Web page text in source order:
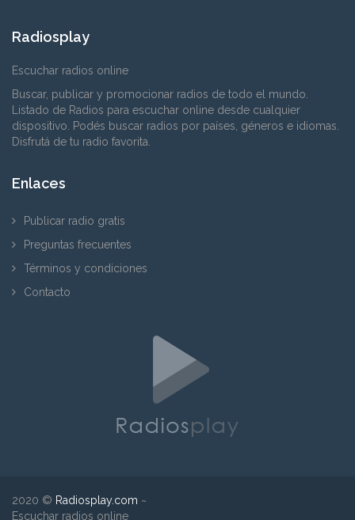
Radiosplay
Escuchar radios online
Buscar, publicar y promocionar radios de todo el mundo.
Listado de Radios para escuchar online desde cualquier
dispositivo. Podés buscar radios por países, géneros e idiomas.
Disfrutá de tu radio favorita.
Enlaces
Publicar radio gratis
Preguntas frecuentes
Términos y condiciones
Contacto
2020 © Radiosplay.com ~
Escuchar radios online